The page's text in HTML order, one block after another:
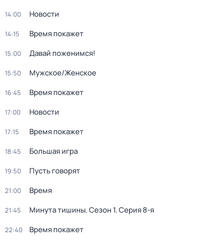
14:00 Новости
14:15 Время покажет
15:00 Давай поженимся!
15:50 Мужское/Женское
16:45 Время покажет
17:00 Новости
17:15 Время покажет
18:45 Большая игра
19:50 Пусть говорят
21:00 Время
21:45 Минута тишины. Сезон 1. Серия 8-я
22:40 Время покажет